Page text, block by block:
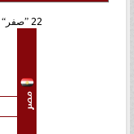
22 صفر
مصر